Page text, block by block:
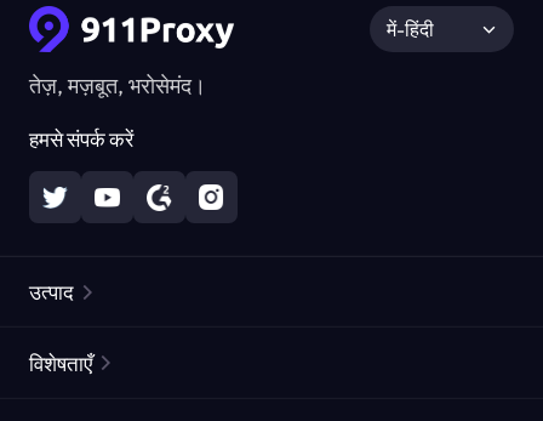
तेज़, मज़बूत, भरोसेमंद।
हमसे संपर्क करें
में-हिंदी
उत्पाद
विशेषताएँ